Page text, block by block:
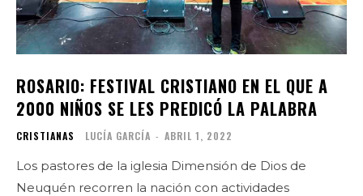
ROSARIO: FESTIVAL CRISTIANO EN EL QUE A
2000 NIÑOS SE LES PREDICÓ LA PALABRA
CRISTIANAS LUCÍA GARCÍA - ABRIL 1, 2022
Los pastores de la iglesia Dimensión de Dios de
Neuquén recorren la nación con actividades